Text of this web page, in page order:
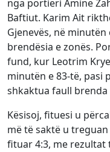
nga portieri Amine
Baftiut. Karim Ait
Gjenevës, në
brendësia e zonës.
fund, kur Leotrim
minutën e 83-të, pasi
shkaktua faull brenda
Kësisoj, fituesi u
më të saktë u
fituar 4:3, me rezultat